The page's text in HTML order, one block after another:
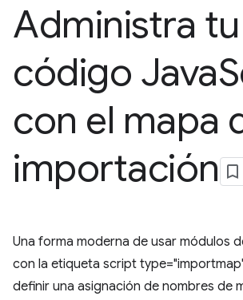
Administra tu
código Java
con el mapa
importación
Una forma moderna de usar módulos
con la etiqueta script
definir una asignación de nombres de